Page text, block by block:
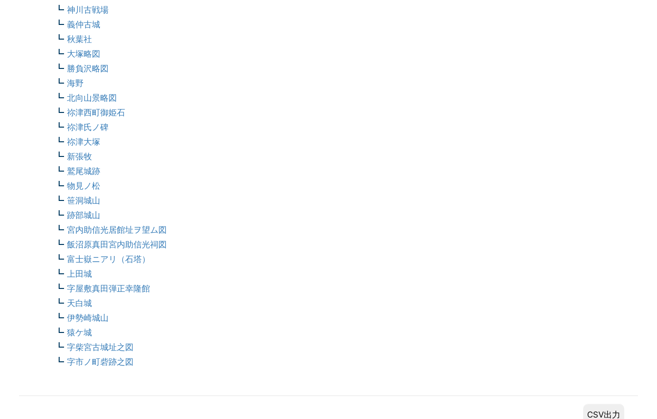
神川古戦場
義仲古城
秋葉社
大塚略図
勝負沢略図
海野
北向山景略図
祢津西町御姫石
祢津氏ノ碑
祢津大塚
新張牧
鷲尾城跡
物見ノ松
笹洞城山
跡部城山
宮内助信光居館址ヲ望ム図
飯沼原真田宮内助信光祠図
富士嶽ニアリ（石塔）
上田城
字屋敷真田弾正幸隆館
天白城
伊勢崎城山
猿ケ城
字柴宮古城址之図
字市ノ町砦跡之図